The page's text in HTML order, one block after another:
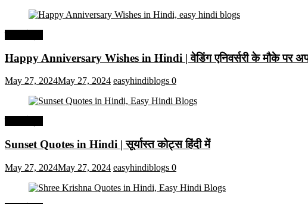
Happy Anniversary Wishes in Hindi | वेडिंग एनिवर्सरी के मौके पर
May 27, 2024May 27, 2024 easyhindiblogs 0
Sunset Quotes in Hindi | सूर्यास्त कोट्स हिंदी में
May 27, 2024May 27, 2024 easyhindiblogs 0